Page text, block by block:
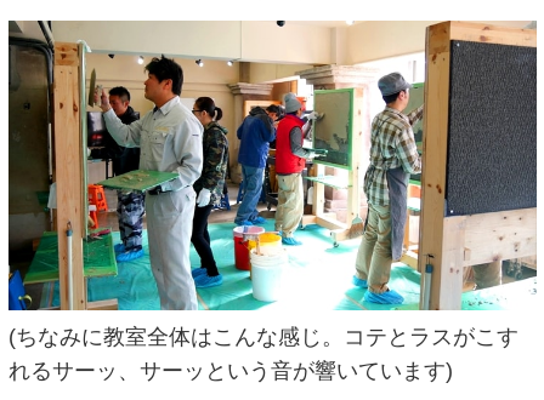
(ちなみに教室全体はこんな感じ。コテとラスがこす
れるサーッ、サーッという音が響いています)